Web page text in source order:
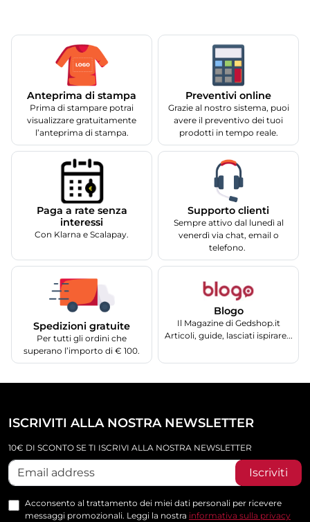
Anteprima di stampa
Prima di stampare potrai
visualizzare gratuitamente
l’anteprima di stampa.
Preventivi online
Grazie al nostro sistema, puoi
avere il preventivo dei tuoi
prodotti in tempo reale.
Paga a rate senza
interessi
Con Klarna e Scalapay.
Supporto clienti
Sempre attivo dal lunedì al
venerdì via chat, email o
telefono.
Spedizioni gratuite
Per tutti gli ordini che
superano l’importo di € 100.
Blogo
Il Magazine di Gedshop.it
Articoli, guide, lasciati ispirare...
ISCRIVITI ALLA NOSTRA NEWSLETTER
10€ DI SCONTO SE TI ISCRIVI ALLA NOSTRA NEWSLETTER
Iscriviti
Acconsento al trattamento dei miei dati personali per ricevere
messaggi promozionali. Leggi la nostra informativa sulla privacy